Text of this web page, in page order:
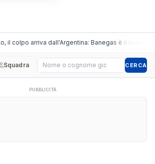
il colpo arriva dall'Argentina: Banegas è il nuovo
Squadra Cerca giocatore CERCA
PUBBLICITÀ